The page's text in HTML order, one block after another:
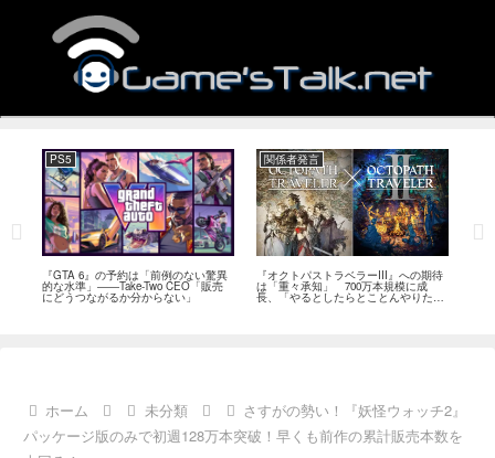
PS5
『GTA 6』の予約は「前例のない驚異
的な水準」――Take-Two CEO「販売
にどうつながるか分からない」
関係者発言
『オクトパストラベラーIII』への期待
は「重々承知」 700万本規模に成
長、「やるとしたらとことんやりた
い」と浅野智也氏
ホーム 未分類
さすがの勢い！『妖怪ウォッチ2』
パッケージ版のみで初週128万本突破！早くも前作の累計販売本数を